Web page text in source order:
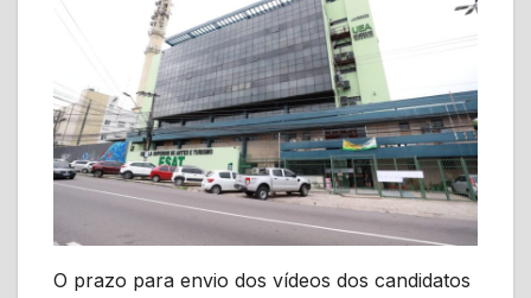
O prazo para envio dos vídeos dos candidatos